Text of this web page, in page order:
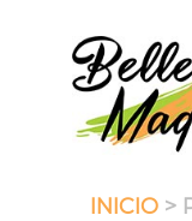
contenido
INICIO >